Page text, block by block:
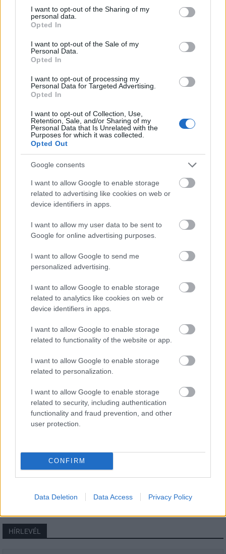
not limited to your visit or usage behaviour. You may click to
grant or deny consent to Google and its third-party tags to
use your data for below specified purposes in below Google
consent section.
I want to opt-out of the Sharing of my
personal data.
Opted In
I want to opt-out of the Sale of my
Personal Data.
Opted In
I want to opt-out of processing my
Personal Data for Targeted Advertising.
Opted In
I want to opt-out of Collection, Use,
Retention, Sale, and/or Sharing of my
Personal Data that Is Unrelated with the
Purposes for which it was collected.
Opted Out
Google consents
I want to allow Google to enable storage
related to advertising like cookies on web or
device identifiers in apps.
I want to allow my user data to be sent to
Google for online advertising purposes.
I want to allow Google to send me
personalized advertising.
I want to allow Google to enable storage
related to analytics like cookies on web or
device identifiers in apps.
I want to allow Google to enable storage
related to functionality of the website or app.
I want to allow Google to enable storage
related to personalization.
I want to allow Google to enable storage
related to security, including authentication
functionality and fraud prevention, and other
user protection.
CONFIRM
Data Deletion Data Access Privacy Policy
műemlékfelújítás műemlék restaurálás
megújul a tatai Angolkert
A projekt részeként megújulnak a területen található
műemlékek, köztük a különleges Műromok, valamint a közeli
Várkanyarban álló Nepomuki Szent János híd és szobor is.
M1 bővítés: már zajlik a teljesen új
Bicske Kelet csomópont építése
Új gyalogosátkelők és jelzőlámpás
Másfélszeresére bővítik
Hódmezővásárhely jó hírű református
iskoláját
Látványos építési szakasz indult be a
Flórián téri felüljárón
HÍRLEVÉL